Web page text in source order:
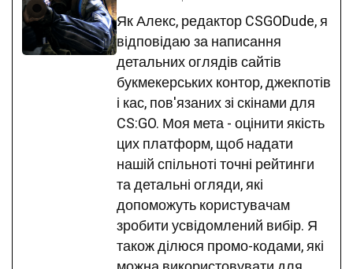
Як Алекс, редактор CSGODude, я
відповідаю за написання
детальних оглядів сайтів
букмекерських контор, джекпотів
і кас, пов'язаних зі скінами для
CS:GO. Моя мета - оцінити якість
цих платформ, щоб надати
нашій спільноті точні рейтинги
та детальні огляди, які
допоможуть користувачам
зробити усвідомлений вибір. Я
також ділюся промо-кодами, які